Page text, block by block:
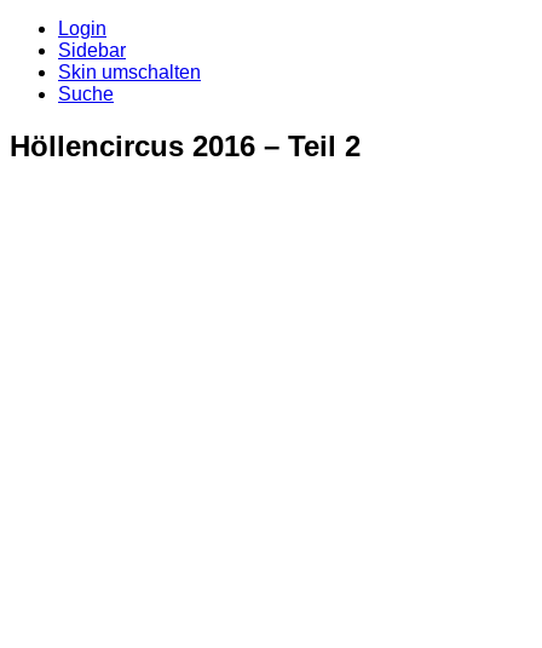
Login
Sidebar
Skin umschalten
Suche
Höllencircus 2016 – Teil 2